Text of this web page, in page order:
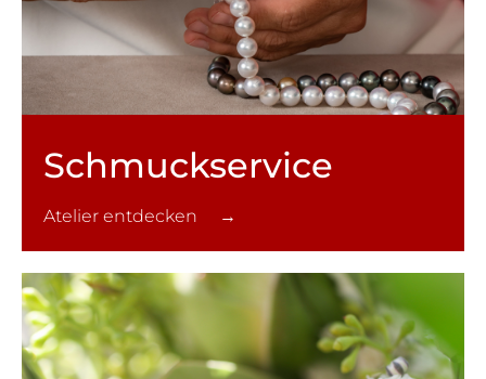
Schmuck­service
Atelier entdecken →